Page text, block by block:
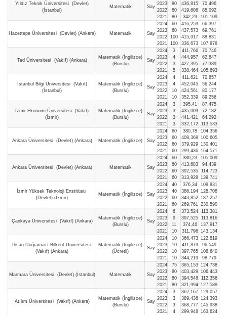
Yıldız Teknik Üniversitesi (Devlet)
(İstanbul)
Matematik Say
2023
2022
2021
80
80
80
436,815
419,606
342,29
70.496
85.092
101.109
Hacettepe Üniversitesi (Devlet) (Ankara) Matematik Say
2024
2023
2022
2021
60
60
100
100
416,259
437,573
415,917
336,673
66.397
69.761
88.831
107.878
Ted Üniversitesi (Vakıf) (Ankara)
Matematik (İngilizce)
(Burslu)
Say
2024
2023
2022
2021
3
4
3
5
411,766
444,957
427,395
338,464
70.746
62.847
77.389
105.693
İstanbul Bilgi Üniversitesi (Vakıf)
(İstanbul)
Matematik (İngilizce)
(Burslu)
Say
2024
2023
2022
2021
4
4
10
10
411,621
452,045
424,561
352,339
70.857
56.244
80.177
89.256
İzmir Ekonomi Üniversitesi (Vakıf)
(İzmir)
Matematik (İngilizce)
(Burslu)
Say
2024
2023
2022
2021
3
3
3
3
395,41
435,009
441,421
332,172
87.475
72.182
64.292
113.533
Ankara Üniversitesi (Devlet) (Ankara) Matematik (İngilizce) Say
2024
2023
2022
2021
60
60
60
60
380,78
408,368
379,929
299,436
104.356
100.605
130.401
164.571
Ankara Üniversitesi (Devlet) (Ankara) Matematik Say
2024
2023
2022
2021
60
60
60
60
380,23
413,683
392,535
313,928
105.009
94.439
114.723
139.741
İzmir Yüksek Teknoloji Enstitüsü
(Devlet) (İzmir)
Matematik (İngilizce) Say
2024
2023
2022
2021
40
40
60
60
376,34
386,194
343,852
269,761
109.831
128.708
187.257
230.590
Çankaya Üniversitesi (Vakıf) (Ankara)
Matematik (İngilizce)
(Burslu)
Say
2024
2023
2022
2021
6
9
11
10
373,524
397,525
374,46
311,796
113.381
113.816
137.917
143.134
İhsan Doğramacı Bilkent Üniversitesi
(Vakıf) (Ankara)
Matematik (İngilizce)
(Ücretli)
Say
2024
2023
2022
2021
10
10
10
10
366,473
411,879
397,765
344,219
122.819
96.549
108.640
98.779
Marmara Üniversitesi (Devlet) (İstanbul) Matematik Say
2024
2023
2022
2021
75
80
80
80
365,153
403,429
394,548
321,994
124.738
106.443
112.356
127.589
Atılım Üniversitesi (Vakıf) (Ankara)
Matematik (İngilizce)
(Burslu)
Say
2024
2023
2022
2021
3
3
3
4
362,167
389,436
368,777
299,948
129.057
124.393
145.938
163.624